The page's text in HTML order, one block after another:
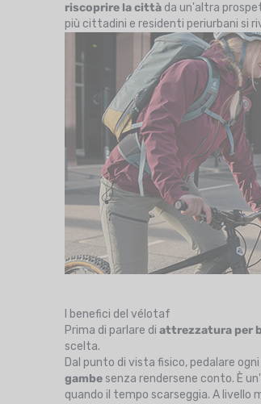
riscoprire la città da un'altra
più cittadini e residenti periurbani si
I benefici del vélotaf
Prima di parlare di attrezzatura per
scelta.
Dal punto di vista fisico, pedalare
gambesenza rendersene conto. È
quando il tempo scarseggia. A